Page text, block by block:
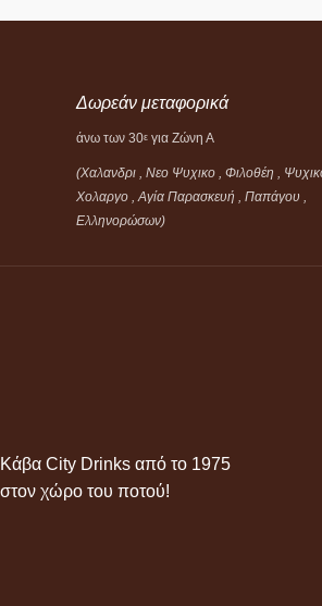
Δωρεάν μεταφορικά
άνω των 30ε για Ζώνη Α
(Χαλανδρι , Νεο Ψυχικο , Φιλοθέη ,
Χολαργο , Αγία Παρασκευή , Παπάγου ,
Ελληνορώσων)
Κάβα City Drinks από το 1975
στον χώρο του ποτού!